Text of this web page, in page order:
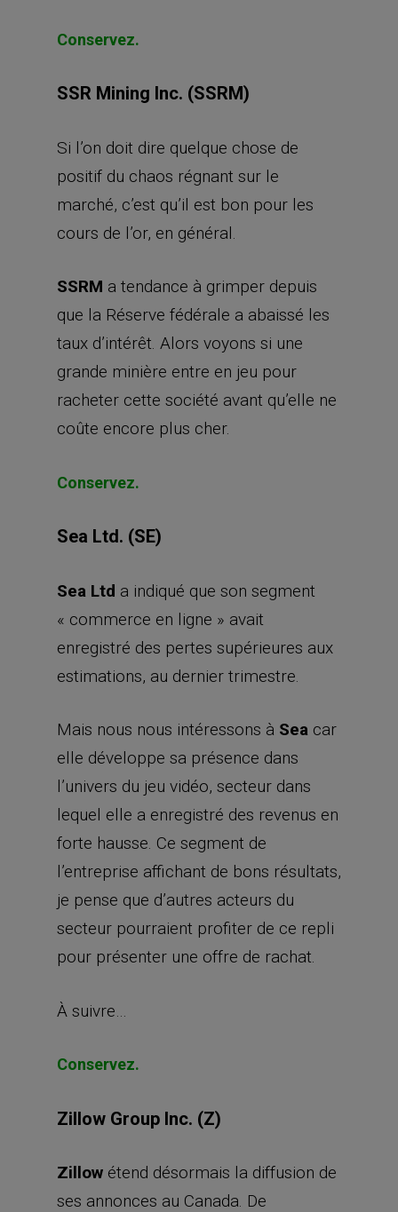
Conservez.
SSR Mining Inc. (SSRM)
Si l’on doit dire quelque chose de
positif du chaos régnant sur le
marché, c’est qu’il est bon pour les
cours de l’or, en général.
SSRM a tendance à grimper depuis
que la Réserve fédérale a abaissé les
taux d’intérêt. Alors voyons si une
grande minière entre en jeu pour
racheter cette société avant qu’elle ne
coûte encore plus cher.
Conservez.
Sea Ltd. (SE)
Sea Ltd a indiqué que son segment
« commerce en ligne » avait
enregistré des pertes supérieures aux
estimations, au dernier trimestre.
Mais nous nous intéressons à Sea car
elle développe sa présence dans
l’univers du jeu vidéo, secteur dans
lequel elle a enregistré des revenus en
forte hausse. Ce segment de
l’entreprise affichant de bons résultats,
je pense que d’autres acteurs du
secteur pourraient profiter de ce repli
pour présenter une offre de rachat.
À suivre…
Conservez.
Zillow Group Inc. (Z)
Zillow étend désormais la diffusion de
ses annonces au Canada. De